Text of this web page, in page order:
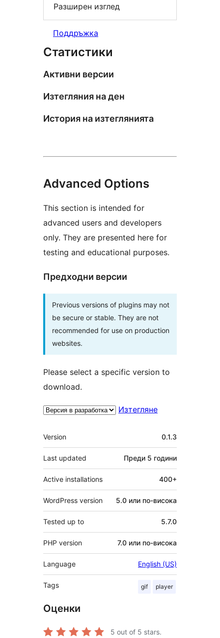
Разширен изглед
Поддръжка
Статистики
Активни версии
Изтегляния на ден
История на изтеглянията
Advanced Options
This section is intended for
advanced users and developers
only. They are presented here for
testing and educational purposes.
Предходни версии
Previous versions of plugins may not
be secure or stable. They are not
recommended for use on production
websites.
Please select a specific version to
download.
Изтегляне
Мета
Version 0.1.3
Last updated Преди 5 години
Active installations 400+
WordPress version 5.0 или по-висока
Tested up to 5.7.0
PHP version 7.0 или по-висока
Language English (US)
Tags gif player
Оценки
5 out of 5 stars.